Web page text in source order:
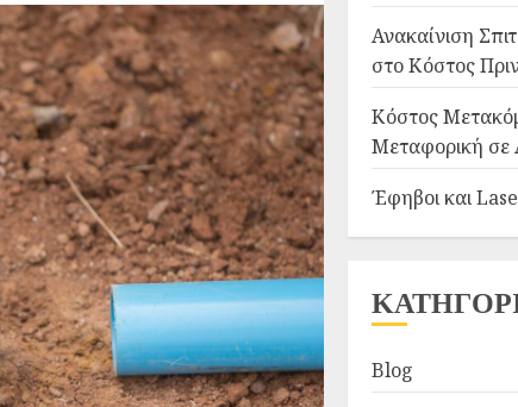
Ανακαίνιση
στο Κόστος
Κόστος
Μεταφορική σε
Έφηβοι και
Blog